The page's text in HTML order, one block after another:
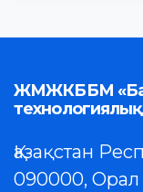
ЖМЖКББМ
Қазақстан
090000, Орал